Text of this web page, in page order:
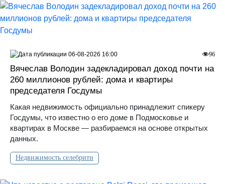
Вячеслав Володин задекладировал доход почти на
260 миллионов рублей: дома и квартиры
председателя Госдумы
Какая недвижимость официально принадлежит спикеру
Госдумы, что известно о его доме в Подмосковье и
квартирах в Москве — разбираемся на основе открытых
данных.
Недвижимость селебрити
96
06-08-2026 16:00